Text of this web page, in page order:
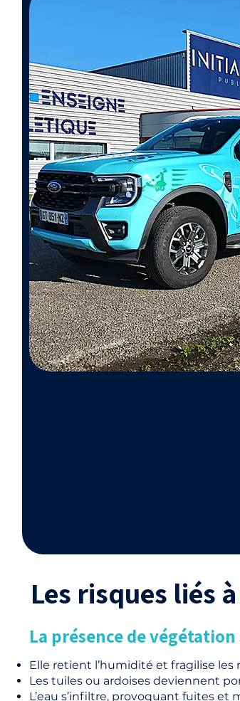
Les risques liés
La présence de
Elle retient l’humidité et fragilise
Les tuiles ou ardoises deviennent
L’eau s’infiltre, provoquant fuites et